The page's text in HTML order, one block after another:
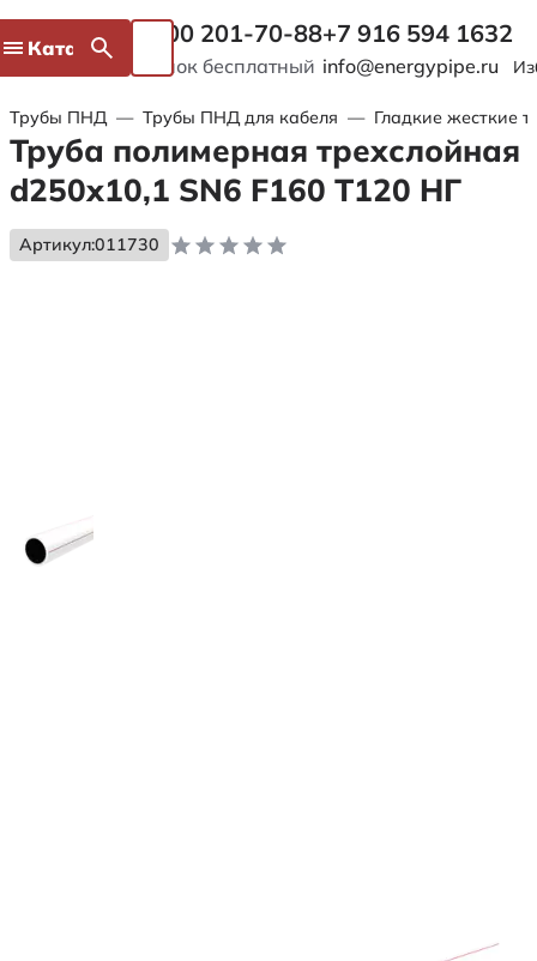
Каталог 8 800 201-70-88
Звонок бесплатный
+7 916 594 1632
info@energypipe.ru
Трубы ПНД — Трубы ПНД для кабеля — Гладкие жесткие
Труба полимерная трехслойная
d250х10,1 SN6 F160 Т120 НГ
Артикул:011730